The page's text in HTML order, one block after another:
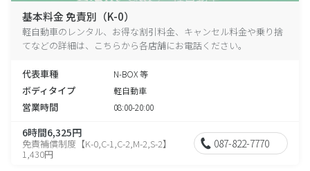
基本料金 免責別（K-0）
軽自動車のレンタル、お得な割引料金、キャンセル料金や乗り捨
てなどの詳細は、こちらから各店舗にお電話ください。
代表車種 N-BOX 等
ボディタイプ 軽自動車
営業時間 08:00-20:00
6時間6,325円
免責補償制度【K-0,C-1,C-2,M-2,S-2】
1,430円
087-822-7770